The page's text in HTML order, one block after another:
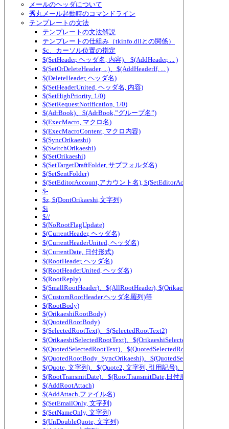
メールのヘッダについて
秀丸メール起動時のコマンドライン
テンプレートの文法
テンプレートの文法解説
テンプレートの仕組み（tkinfo.dllとの関係）
$c、カーソル位置の指定
$(SetHeader, ヘッダ名, 内容)、$(AddHeader, ... )
$(SetOrDeleteHeader, ...)、$(AddHeaderIf, ... )
$(DeleteHeader, ヘッダ名)
$(SetHeaderUnited, ヘッダ名, 内容)
$(SetHighPriority, 1/0)
$(SetRequestNotification, 1/0)
$(AdrBook)、$(AdrBook,”グループ名”)
$(ExecMacro, マクロ名)
$(ExecMacroContent, マクロ内容)
$(SyncOrikaeshi)
$(SwitchOrikaeshi)
$(SetOrikaeshi)
$(SetTargetDraftFolder, サブフォルダ名)
$(SetSentFolder)
$(SetEditorAccount,アカウント名), $(SetEditorAccount2,アカウ
$-
$z, $(DontOrikaeshi,文字列)
$i
$//
$(NoRootFlagUpdate)
$(CurrentHeader, ヘッダ名)
$(CurrentHeaderUnited, ヘッダ名)
$(CurrentDate, 日付形式)
$(RootHeader, ヘッダ名)
$(RootHeaderUnited, ヘッダ名)
$(RootReply)
$(SmallRootHeader)、$(AllRootHeader),
$(CustomRootHeader,ヘッダ名羅列)等
$(RootBody)
$(OrikaeshiRootBody)
$(QuotedRootBody)
$(SelectedRootText)、$(SelectedRootText2)
$(OrikaeshiSelectedRootText)、$(OrikaeshiSelectedRootText2)
$(QuotedSelectedRootText)、$(QuotedSelectedRootText2)
$(QuotedRootBody_SyncOrikaeshi)、
$(Quote, 文字列)、$(Quote2, 文字列, 引用記号)、$(QuoteWidth,
$(RootTransmitDate)、$(RootTransmitDate,日付形式)
$(AddRootAttach)
$(AddAttach,ファイル名)
$(SetEmailOnly, 文字列)
$(SetNameOnly, 文字列)
$(UnDoubleQuote, 文字列)